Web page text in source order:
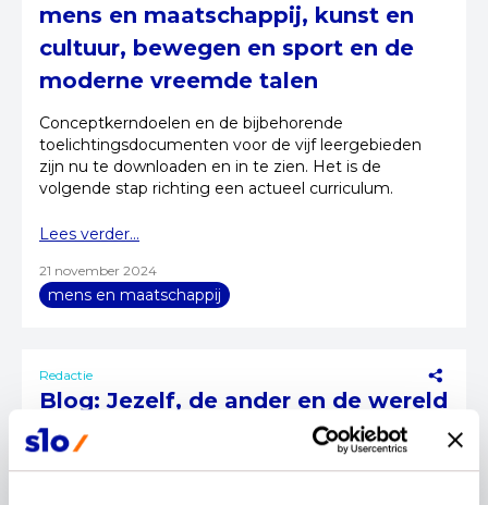
mens en maatschappij, kunst en
cultuur, bewegen en sport en de
moderne vreemde talen
Conceptkerndoelen en de bijbehorende
toelichtingsdocumenten voor de vijf leergebieden
zijn nu te downloaden en in te zien. Het is de
volgende stap richting een actueel curriculum.
Lees verder...
21 november 2024
mens en maatschappij
Redactie
Blog: Jezelf, de ander en de wereld
beter leren kennen
In het leergebied mens en maatschappij kijken